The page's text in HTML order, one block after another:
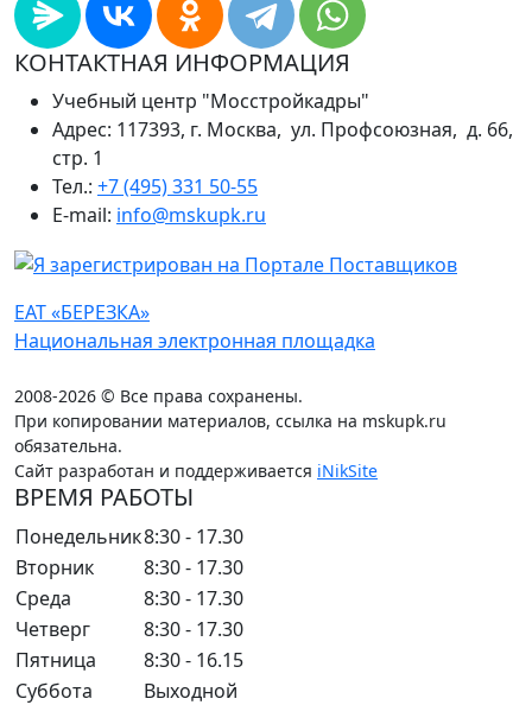
КОНТАКТНАЯ ИНФОРМАЦИЯ
Учебный центр "Мосстройкадры"
Адрес: 117393, г. Москва, ул. Профсоюзная, д. 66,
стр. 1
Тел.: +7 (495) 331 50-55
E-mail: info@mskupk.ru
ЕАТ «БЕРЕЗКА»
Национальная электронная площадка
2008-2026 © Все права сохранены.
При копировании материалов, ссылка на mskupk.ru
обязательна.
Сайт разработан и поддерживается iNikSite
ВРЕМЯ РАБОТЫ
Понедельник8:30 - 17.30
Вторник
8:30 - 17.30
Среда
8:30 - 17.30
Четверг
8:30 - 17.30
Пятница
8:30 - 16.15
Суббота
Выходной